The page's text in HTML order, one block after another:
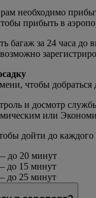
необходимо
прибыть в
багаж за 24 часа
чтобы
и досмотр
или
дойти до
до 20 минут
до 15 минут
до 25 минут